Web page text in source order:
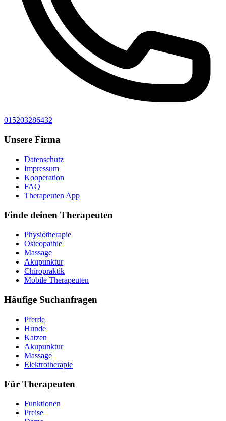
015203286432
Unsere Firma
Datenschutz
Impressum
Kooperation
FAQ
Therapeuten App
Finde deinen Therapeuten
Physiotherapie
Osteopathie
Massage
Akupunktur
Chiropraktik
Mobile Therapeuten
Häufige Suchanfragen
Pferde
Hunde
Katzen
Akupunktur
Massage
Elektrotherapie
Für Therapeuten
Funktionen
Preise